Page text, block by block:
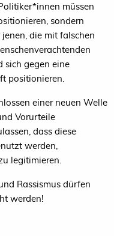
müssen
sondern
die mit falschen
sich gegen eine
positionieren.
einer neuen Welle
Vorurteile
dass diese
werden,
legitimieren.
Rassismus dürfen
werden!